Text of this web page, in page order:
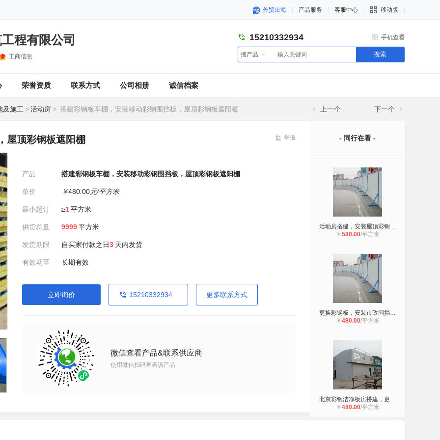
外贸出海 产品服务 客服中心 移动版
程有限公司
工商信息
15210332934 手机查看
搜产品 搜索
荣誉资质 联系方式 公司相册 诚信档案
及施工 >活动房 > 搭建彩钢板车棚，安装移动彩钢围挡板，屋顶彩钢板遮阳棚 上一个 下一个
屋顶彩钢板遮阳棚 举报
产品 搭建彩钢板车棚，安装移动彩钢围挡板，屋顶彩钢板遮阳棚
单价 ￥480.00元/平方米
最小起订 ≥1平方米
供货总量 9999平方米
发货期限 自买家付款之日3 天内发货
有效期至 长期有效
立即询价 15210332934 更多联系方式
微信查看产品&联系供应商
使用微信扫码查看该产品
- 同行在看 -
活动房搭建，安装屋顶彩钢板，制作市
￥ 580.00/平方米
更换彩钢板，安装市政围挡板，搭建彩
￥ 480.00/平方米
北京彩钢洁净板房搭建，更换彩钢板单
￥ 480.00/平方米